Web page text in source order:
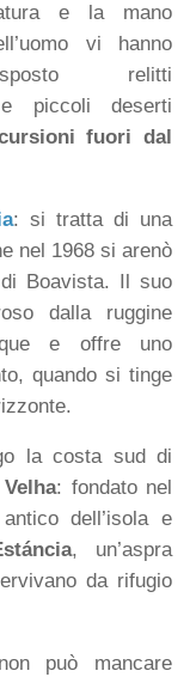
e la mano
vi hanno
relitti
e piccoli deserti
fuori dal
: si tratta di una
nel 1968 si arenò
Boavista. Il suo
dalla ruggine
e offre uno
quando si tinge
la costa sud di
: fondato nel
dell’isola e
, un’aspra
da rifugio
può mancare